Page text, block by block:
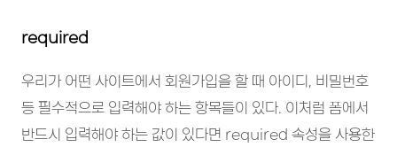
required
우리가 어떤 사이트에서 회원가입을 할 때 아이디, 비밀번호
등 필수적으로 입력해야 하는 항목들이 있다. 이처럼 폼에서
반드시 입력해야 하는 값이 있다면 required 속성을 사용한